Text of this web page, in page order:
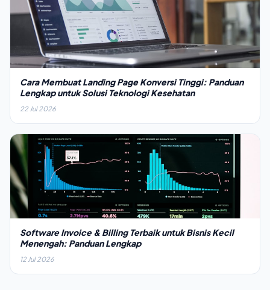
Cara Membuat Landing Page Konversi Tinggi: Panduan
Lengkap untuk Solusi Teknologi Kesehatan
22 Jul 2026
Software Invoice & Billing Terbaik untuk Bisnis Kecil
Menengah: Panduan Lengkap
12 Jul 2026